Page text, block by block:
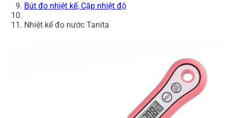
Bút đo nhiệt kế, Cặp nhiệt độ
Nhiệt kế đo nước Tanita